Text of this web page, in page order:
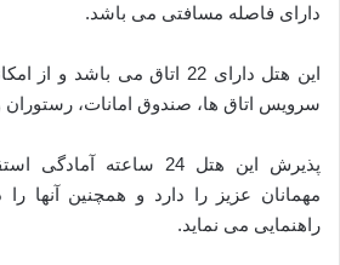
دارای فاصله مسافتی می باشد.
این هتل دارای 22 اتاق می
سرویس اتاق ها، صندوق امانات،
پذیرش این هتل 24 ساعته
مهمانان عزیز را دارد و همچنین آنها
راهنمایی می نماید.